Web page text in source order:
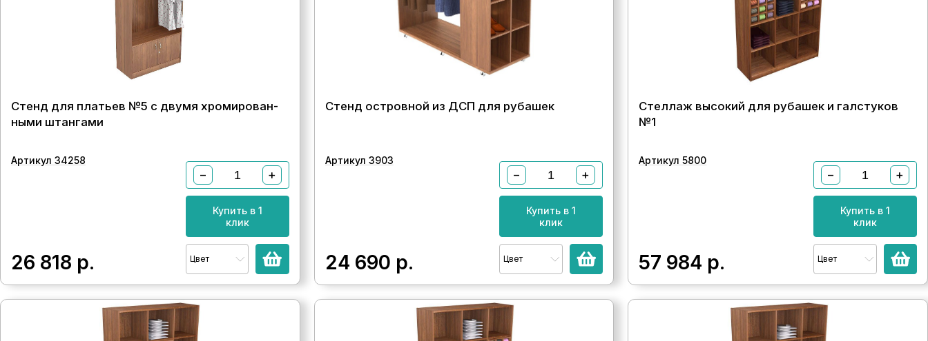
Стенд для платьев №5 с двумя хромирован-
ными штангами
Артикул 34258
26 818 р.
− +
Купить в 1
клик
Цвет
Стенд островной из ДСП для рубашек
Артикул 3903
24 690 р.
− +
Купить в 1
клик
Цвет
Стеллаж высокий для рубашек и галстуков
№1
Артикул 5800
57 984 р.
− +
Купить в 1
клик
Цвет